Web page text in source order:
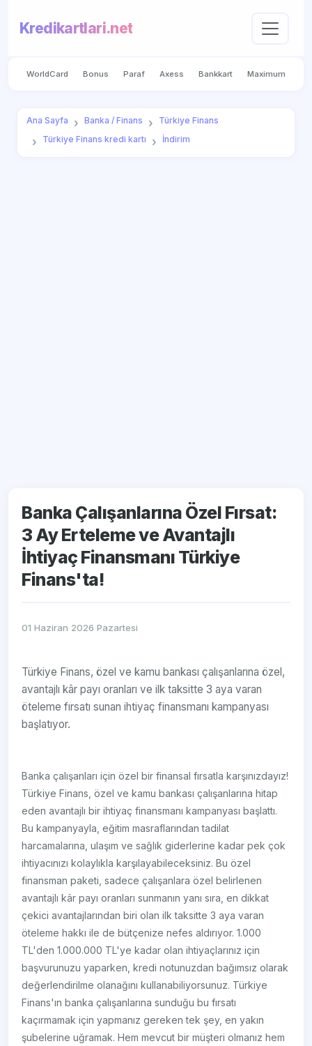
Kredikartlari.net
WorldCard Bonus Paraf Axess Bankkart Maximum
Ana Sayfa Banka / Finans
Türkiye Finans
Türkiye Finans kredi kartı
İndirim
Banka Çalışanlarına Özel Fırsat:
3 Ay Erteleme ve Avantajlı
İhtiyaç Finansmanı Türkiye
Finans'ta!
01 Haziran 2026 Pazartesi
Türkiye Finans, özel ve kamu bankası çalışanlarına özel,
avantajlı kâr payı oranları ve ilk taksitte 3 aya varan
öteleme fırsatı sunan ihtiyaç finansmanı kampanyası
başlatıyor.
Banka çalışanları için özel bir finansal fırsatla karşınızdayız!
Türkiye Finans, özel ve kamu bankası çalışanlarına hitap
eden avantajlı bir ihtiyaç finansmanı kampanyası başlattı.
Bu kampanyayla, eğitim masraflarından tadilat
harcamalarına, ulaşım ve sağlık giderlerine kadar pek çok
ihtiyacınızı kolaylıkla karşılayabileceksiniz. Bu özel
finansman paketi, sadece çalışanlara özel belirlenen
avantajlı kâr payı oranları sunmanın yanı sıra, en dikkat
çekici avantajlarından biri olan ilk taksitte 3 aya varan
öteleme hakkı ile de bütçenize nefes aldırıyor. 1.000
TL'den 1.000.000 TL'ye kadar olan ihtiyaçlarınız için
başvurunuzu yaparken, kredi notunuzdan bağımsız olarak
değerlendirilme olanağını kullanabiliyorsunuz. Türkiye
Finans'ın banka çalışanlarına sunduğu bu fırsatı
kaçırmamak için yapmanız gereken tek şey, en yakın
şubelerine uğramak. Hem mevcut bir müşteri olmanız hem